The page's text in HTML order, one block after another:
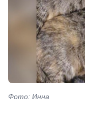
Фото: Инна